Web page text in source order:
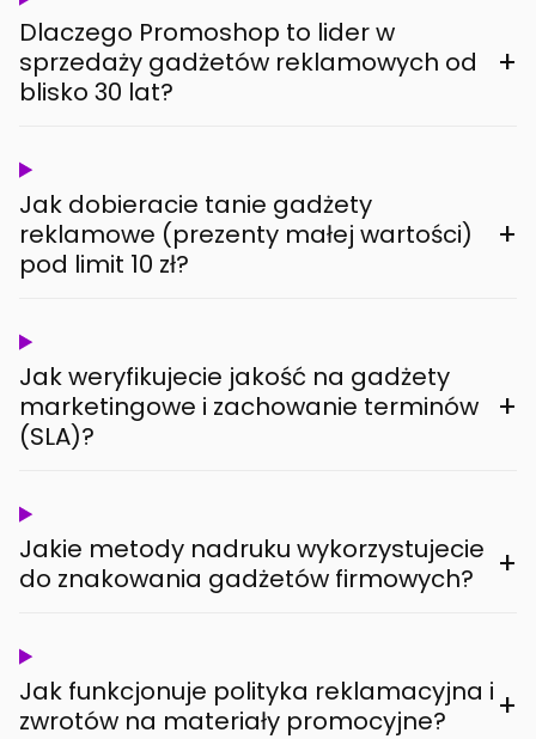
Dlaczego Promoshop to lider w
sprzedaży gadżetów reklamowych od
blisko 30 lat?
+
Jak dobieracie tanie gadżety
reklamowe (prezenty małej wartości)
pod limit 10 zł?
+
Jak weryfikujecie jakość na gadżety
marketingowe i zachowanie terminów
(SLA)?
+
Jakie metody nadruku wykorzystujecie
do znakowania gadżetów firmowych?
+
Jak funkcjonuje polityka reklamacyjna i
zwrotów na materiały promocyjne?
+